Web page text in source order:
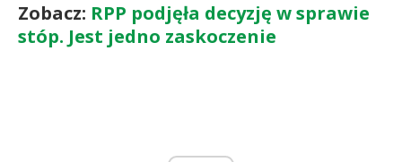
Zobacz: RPP podjęła decyzję w sprawie
stóp. Jest jedno zaskoczenie